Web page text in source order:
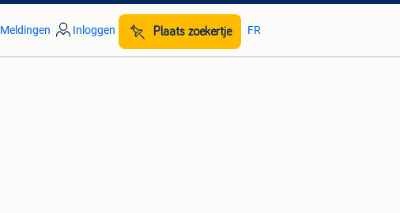
Meldingen Inloggen Plaats zoekertje FR